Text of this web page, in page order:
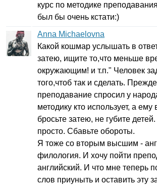
курс по методике
был бы очень кстати:)
Anna Michaelovna
Какой кошмар услышать в
затею, ищите то,что меньше
окружающим! и т.п." Человек
того,чтоб так и сделать.
преподавание спросил у
методику кто использует, а ему
бросьте затею, не губите
просто. Сбавьте обороты.
Я тоже со вторым высшим -
филология. И хочу пойти
английский. И что мне теперь
слов приуныть и оставить эту